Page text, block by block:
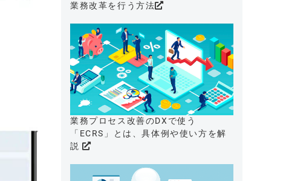
業務改革を行う方法
業務プロセス改善のDXで使う
「ECRS」とは、具体例や使い方を解
説